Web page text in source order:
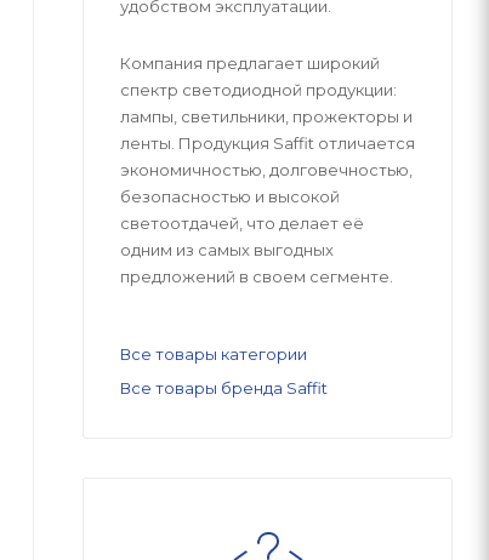
удобством эксплуатации.
Компания предлагает широкий
спектр светодиодной продукции:
лампы, светильники, прожекторы и
ленты. Продукция Saffit отличается
экономичностью, долговечностью,
безопасностью и высокой
светоотдачей, что делает её
одним из самых выгодных
предложений в своем сегменте.
Все товары категории
Все товары бренда Saffit